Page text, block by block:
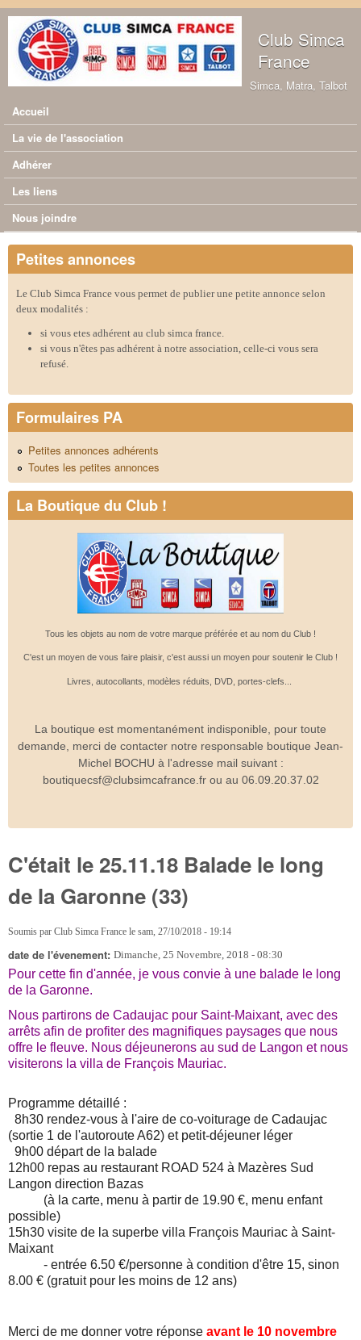
Aller au contenu principal
Club Simca
France
Simca, Matra, Talbot
Menu principal
Accueil
La vie de l'association
Adhérer
Les liens
Nous joindre
Petites annonces
Le Club Simca France vous permet de publier une petite annonce selon
deux modalités :
si vous etes adhérent au club simca france.
si vous n'êtes pas adhérent à notre association, celle-ci vous sera
refusé.
Formulaires PA
Petites annonces adhérents
Toutes les petites annonces
La Boutique du Club !
Tous les objets au nom de votre marque préférée et au nom du Club !
C'est un moyen de vous faire plaisir, c'est aussi un moyen pour soutenir le Club !
Livres, autocollants, modèles réduits, DVD, portes-clefs...
La boutique est momentanément indisponible, pour toute
demande, merci de contacter notre responsable boutique Jean-
Michel BOCHU à l'adresse mail suivant :
boutiquecsf@clubsimcafrance.fr ou au 06.09.20.37.02
C'était le 25.11.18 Balade le long
de la Garonne (33)
Soumis par Club Simca France le sam, 27/10/2018 - 19:14
date de l'évenement: Dimanche, 25 Novembre, 2018 - 08:30
Pour cette fin d'année, je vous convie à une balade le long
de la Garonne.
Nous partirons de Cadaujac pour Saint-Maixant, avec des
arrêts afin de profiter des magnifiques paysages que nous
offre le fleuve. Nous déjeunerons au sud de Langon et nous
visiterons la villa de François Mauriac.
Programme détaillé :
8h30 rendez-vous à l'aire de co-voiturage de Cadaujac
(sortie 1 de l'autoroute A62) et petit-déjeuner léger
9h00 départ de la balade
12h00 repas au restaurant ROAD 524 à Mazères Sud
Langon direction Bazas
(à la carte, menu à partir de 19.90 €, menu enfant
possible)
15h30 visite de la superbe villa François Mauriac à Saint-
Maixant
- entrée 6.50 €/personne à condition d'être 15, sinon
8.00 € (gratuit pour les moins de 12 ans)
Merci de me donner votre réponse avant le 10 novembre